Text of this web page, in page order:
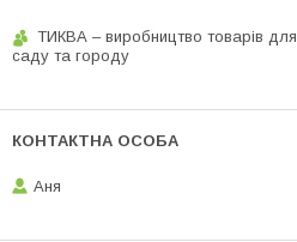
ТИКВА – виробництво товарів для
саду та городу
Аня